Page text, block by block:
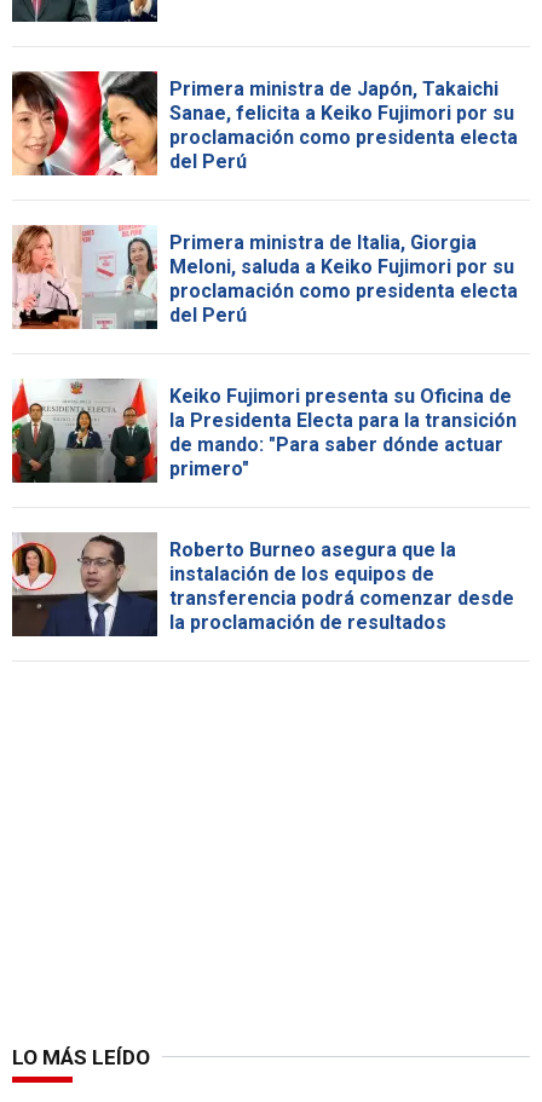
Primera ministra de Japón, Takaichi
Sanae, felicita a Keiko Fujimori por su
proclamación como presidenta electa
del Perú
Primera ministra de Italia, Giorgia
Meloni, saluda a Keiko Fujimori por su
proclamación como presidenta electa
del Perú
Keiko Fujimori presenta su Oficina de
la Presidenta Electa para la transición
de mando: "Para saber dónde actuar
primero"
Roberto Burneo asegura que la
instalación de los equipos de
transferencia podrá comenzar desde
la proclamación de resultados
LO MÁS LEÍDO